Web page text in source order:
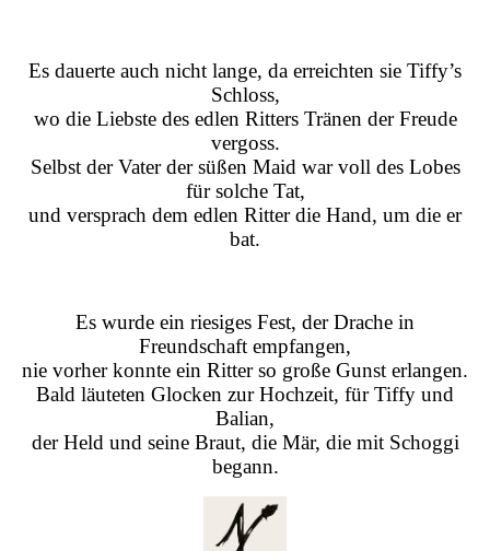
Es dauerte auch nicht lange, da erreichten sie Tiffy’s
Schloss,
wo die Liebste des edlen Ritters Tränen der Freude
vergoss.
Selbst der Vater der süßen Maid war voll des Lobes
für solche Tat,
und versprach dem edlen Ritter die Hand, um die er
bat.
Es wurde ein riesiges Fest, der Drache in
Freundschaft empfangen,
nie vorher konnte ein Ritter so große Gunst erlangen.
Bald läuteten Glocken zur Hochzeit, für Tiffy und
Balian,
der Held und seine Braut, die Mär, die mit Schoggi
begann.